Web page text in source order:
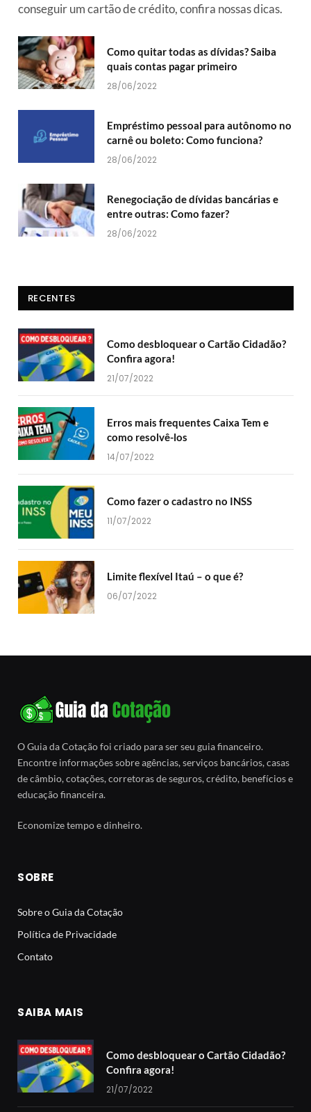
conseguir um cartão de crédito, confira nossas dicas.
Como quitar todas as dívidas? Saiba
quais contas pagar primeiro
28/06/2022
Empréstimo pessoal para autônomo no
carnê ou boleto: Como funciona?
28/06/2022
Renegociação de dívidas bancárias e
entre outras: Como fazer?
28/06/2022
RECENTES
Como desbloquear o Cartão Cidadão?
Confira agora!
21/07/2022
Erros mais frequentes Caixa Tem e
como resolvê-los
14/07/2022
Como fazer o cadastro no INSS
11/07/2022
Limite flexível Itaú – o que é?
06/07/2022
O Guia da Cotação foi criado para ser seu guia financeiro.
Encontre informações sobre agências, serviços bancários, casas
de câmbio, cotações, corretoras de seguros, crédito, benefícios e
educação financeira.
Economize tempo e dinheiro.
SOBRE
Sobre o Guia da Cotação
Política de Privacidade
Contato
SAIBA MAIS
Como desbloquear o Cartão Cidadão?
Confira agora!
21/07/2022